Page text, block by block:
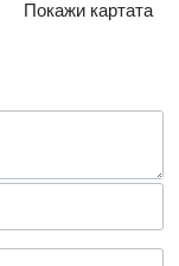
Покажи картата